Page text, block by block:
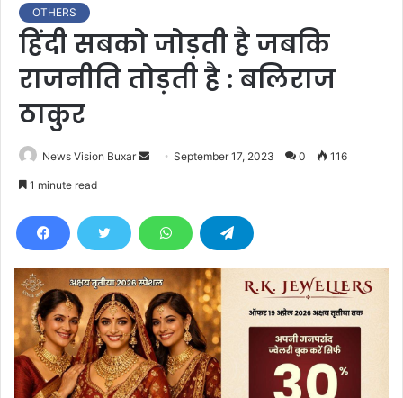
OTHERS
हिंदी सबको जोड़ती है जबकि
राजनीति तोड़ती है : बलिराज
ठाकुर
News Vision Buxar
d
e
m
a
i
l
September 17, 2023 0 116
1 minute read